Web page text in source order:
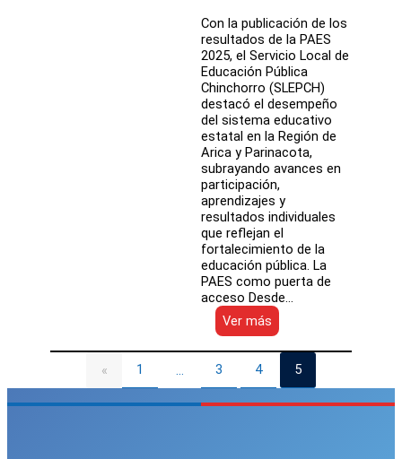
Con la publicación de los
resultados de la PAES
2025, el Servicio Local de
Educación Pública
Chinchorro (SLEPCH)
destacó el desempeño
del sistema educativo
estatal en la Región de
Arica y Parinacota,
subrayando avances en
participación,
aprendizajes y
resultados individuales
que reflejan el
fortalecimiento de la
educación pública. La
PAES como puerta de
acceso Desde…
Ver más
SLEPCH:
PAES
2025
confirma
avances
« 1 … 3 4 5